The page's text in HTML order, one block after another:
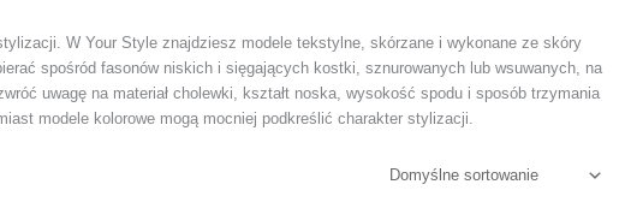
W Your Style znajdziesz modele tekstylne, skórzane i wykonane ze skóry
spośród fasonów niskich i sięgających kostki, sznurowanych lub wsuwanych, na
uwagę na materiał cholewki, kształt noska, wysokość spodu i sposób trzymania
modele kolorowe mogą mocniej podkreślić charakter stylizacji.